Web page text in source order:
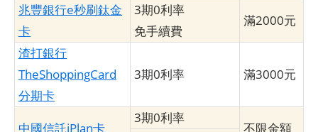
兆豐銀行e秒刷鈦金
卡
3期0利率
免手續費
滿2000元
渣打銀行
TheShoppingCard
分期卡
3期0利率 滿3000元
中國信託iPlan卡
3期0利率
不限金額